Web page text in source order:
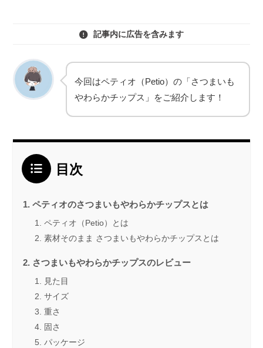
記事内に広告を含みます
今回はペティオ（Petio）の「さつまいも
やわらかチップス」をご紹介します！
目次
ペティオのさつまいもやわらかチップスとは
ペティオ（Petio）とは
素材そのまま さつまいもやわらかチップスとは
さつまいもやわらかチップスのレビュー
見た目
サイズ
重さ
固さ
パッケージ